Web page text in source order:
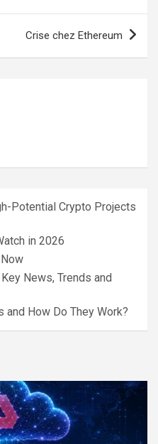
Crise chez Ethereum
Potential Crypto Projects
in 2026
News, Trends and
and How Do They Work?